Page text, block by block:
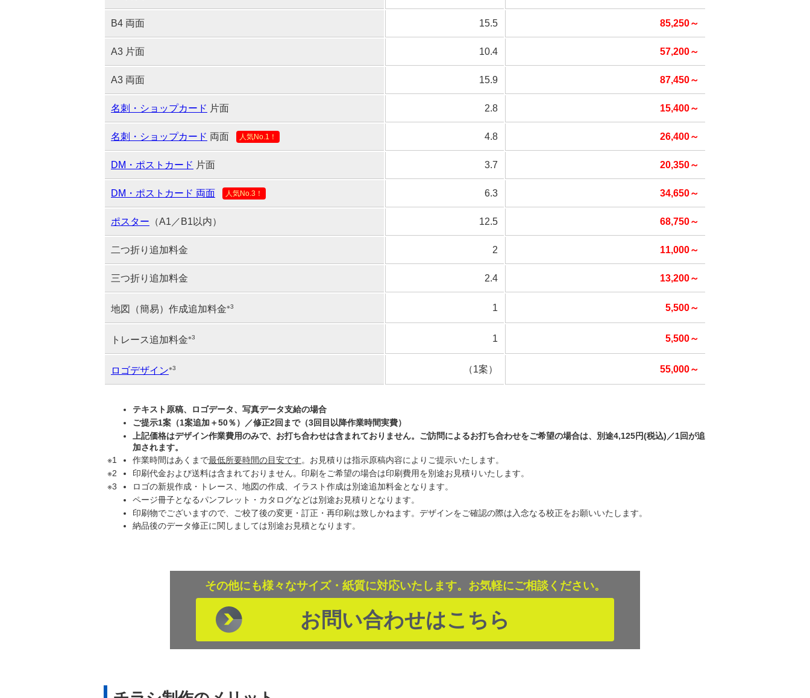
B4 両面 15.5 85,250～
A3 片面 10.4 57,200～
A3 両面 15.9 87,450～
名刺・ショップカード 片面 2.8 15,400～
名刺・ショップカード 両面 人気No.1！ 4.8 26,400～
DM・ポストカード 片面 3.7 20,350～
DM・ポストカード 両面 人気No.3！ 6.3 34,650～
ポスター （A1／B1以内） 12.5 68,750～
二つ折り追加料金 2 11,000～
三つ折り追加料金 2.4 13,200～
地図（簡易）作成追加料金※3 1 5,500～
トレース追加料金※3 1 5,500～
ロゴデザイン※3 （1案） 55,000～
テキスト原稿、ロゴデータ、写真データ支給の場合
ご提示1案（1案追加＋50％）／修正2回まで（3回目以降作業時間実費）
上記価格はデザイン作業費用のみで、お打ち合わせは含まれておりません。ご訪問によるお打ち合わせをご希望の場合は、別途4,125円(税込)／1回が追
加されます。
作業時間はあくまで最低所要時間の目安です。お見積りは指示原稿内容によりご提示いたします。
印刷代金および送料は含まれておりません。印刷をご希望の場合は印刷費用を別途お見積りいたします。
ロゴの新規作成・トレース、地図の作成、イラスト作成は別途追加料金となります。
ページ冊子となるパンフレット・カタログなどは別途お見積りとなります。
印刷物でございますので、ご校了後の変更・訂正・再印刷は致しかねます。デザインをご確認の際は入念なる校正をお願いいたします。
納品後のデータ修正に関しましては別途お見積となります。
その他にも様々なサイズ・紙質に対応いたします。お気軽にご相談ください。
お問い合わせはこちら